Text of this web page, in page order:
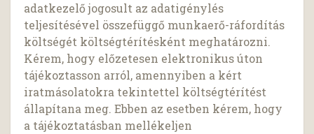
adatkezelő jogosult az adatigénylés
teljesítésével összefüggő munkaerő-ráfordítás
költségét költségtérítésként meghatározni.
Kérem, hogy előzetesen elektronikus úton
tájékoztasson arról, amennyiben a kért
iratmásolatokra tekintettel költségtérítést
állapítana meg. Ebben az esetben kérem, hogy
a tájékoztatásban mellékeljen